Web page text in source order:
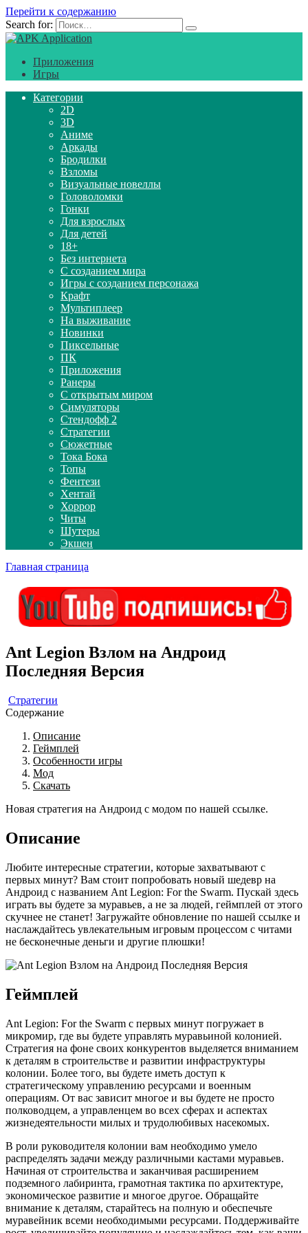
Перейти к содержанию
Search for:
Приложения
Игры
Категории
2D
3D
Аниме
Аркады
Бродилки
Взломы
Визуальные новеллы
Головоломки
Гонки
Для взрослых
Для детей
18+
Без интернета
С созданием мира
Игры с созданием персонажа
Крафт
Мультиплеер
На выживание
Новинки
Пиксельные
ПК
Приложения
Ранеры
С открытым миром
Симуляторы
Стендофф 2
Стратегии
Сюжетные
Тока Бока
Топы
Фентези
Хентай
Хоррор
Читы
Шутеры
Экшен
Главная страница
Ant Legion Взлом на Андроид
Последняя Версия
Стратегии
Содержание
Описание
Геймплей
Особенности игры
Мод
Скачать
Новая стратегия на Андроид с модом по нашей ссылке.
Описание
Любите интересные стратегии, которые захватывают с
первых минут? Вам стоит попробовать новый шедевр на
Андроид с названием Ant Legion: For the Swarm. Пускай здесь
играть вы будете за муравьев, а не за людей, геймплей от этого
скучнее не станет! Загружайте обновление по нашей ссылке и
наслаждайтесь увлекательным игровым процессом с читами
не бесконечные деньги и другие плюшки!
Геймплей
Ant Legion: For the Swarm с первых минут погружает в
микромир, где вы будете управлять муравьиной колонией.
Стратегия на фоне своих конкурентов выделяется вниманием
к деталям в строительстве и развитии инфраструктуры
колонии. Более того, вы будете иметь доступ к
стратегическому управлению ресурсами и военным
операциям. От вас зависит многое и вы будете не просто
полководцем, а управленцем во всех сферах и аспектах
жизнедеятельности милых и трудолюбивых насекомых.
В роли руководителя колонии вам необходимо умело
распределять задачи между различными кастами муравьев.
Начиная от строительства и заканчивая расширением
подземного лабиринта, грамотная тактика по архитектуре,
экономическое развитие и многое другое. Обращайте
внимание к деталям, старайтесь на полную и обеспечьте
муравейник всеми необходимыми ресурсами. Поддерживайте